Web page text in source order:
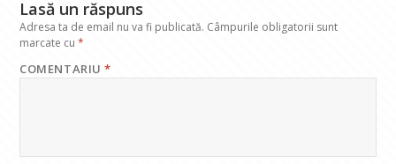
Lasă un răspuns
Adresa ta de email nu va fi publicată. Câmpurile obligatorii sunt
marcate cu*
COMENTARIU*